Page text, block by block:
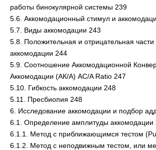
работы бинокулярной системы 239
5.6. Аккомодационный стимул и
5.7. Виды аккомодации 243
5.8. Положительная и отрицательная части
аккомодации 244
5.9. Соотношение Аккомодационной
Аккомодации (АК/А) AC/A Ratio 247
5.10. Гибкость аккомодации 248
5.11. Пресбиопия 248
6. Исследование аккомодации и подбор
6.1. Определение амплитуды аккомодации
6.1.1. Метод с приближающимся тестом
6.1.2. Метод с неподвижным тестом, или